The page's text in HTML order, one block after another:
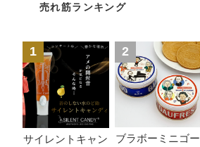
売れ筋ランキング
1
サイレントキャン
2
ブラボーミニゴー